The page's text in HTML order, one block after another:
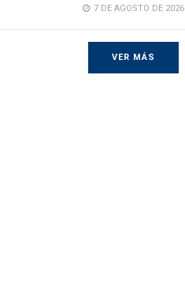
7 DE AGOSTO DE 2026
VER MÁS